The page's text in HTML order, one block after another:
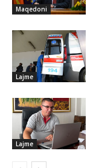
Maqedoni
Lajme
Lajme